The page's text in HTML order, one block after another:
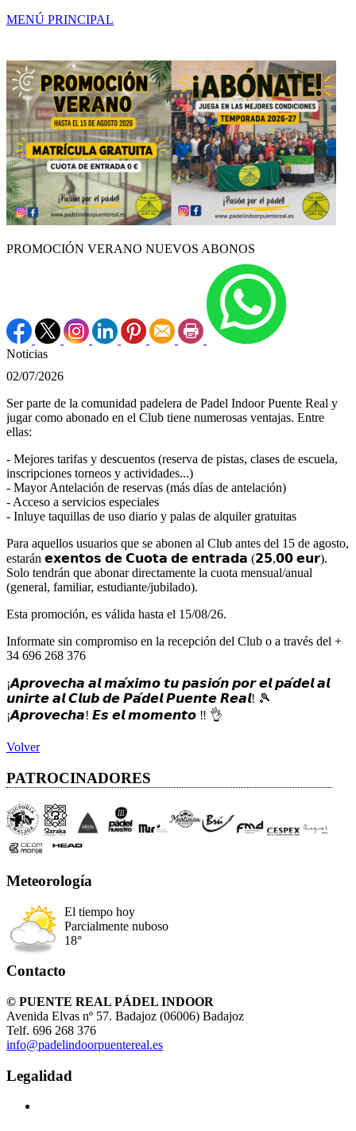
MENÚ PRINCIPAL
PROMOCIÓN VERANO NUEVOS ABONOS
Noticias
02/07/2026
Ser parte de la comunidad padelera de Padel Indoor Puente Real y
jugar como abonado en el Club tiene numerosas ventajas. Entre
ellas:
- Mejores tarifas y descuentos (reserva de pistas, clases de escuela,
inscripciones torneos y actividades...)
- Mayor Antelación de reservas (más días de antelación)
- Acceso a servicios especiales
- Inluye taquillas de uso diario y palas de alquiler gratuitas
Para aquellos usuarios que se abonen al Club antes del 15 de agosto,
estarán 𝗲𝘅𝗲𝗻𝘁𝗼𝘀 𝗱𝗲 𝗖𝘂𝗼𝘁𝗮 𝗱𝗲 𝗲𝗻𝘁𝗿𝗮𝗱𝗮 (𝟮𝟱,𝟬𝟬 𝗲𝘂𝗿).
Solo tendrán que abonar directamente la cuota mensual/anual
(general, familiar, estudiante/jubilado).
Esta promoción, es válida hasta el 15/08/26.
Informate sin compromiso en la recepción del Club o a través del +
34 696 268 376
¡𝘼𝙥𝙧𝙤𝙫𝙚𝙘𝙝𝙖 𝙖𝙡 𝙢𝙖́𝙭𝙞𝙢𝙤 𝙩𝙪 𝙥𝙖𝙨𝙞𝙤́𝙣 𝙥𝙤𝙧 𝙚𝙡 𝙥𝙖́𝙙𝙚𝙡 𝙖𝙡
𝙪𝙣𝙞𝙧𝙩𝙚 𝙖𝙡 𝘾𝙡𝙪𝙗 𝙙𝙚 𝙋𝙖́𝙙𝙚𝙡 𝙋𝙪𝙚𝙣𝙩𝙚 𝙍𝙚𝙖𝙡! 🎾
¡𝘼𝙥𝙧𝙤𝙫𝙚𝙘𝙝𝙖! 𝙀𝙨 𝙚𝙡 𝙢𝙤𝙢𝙚𝙣𝙩𝙤 ‼ 👌
Volver
PATROCINADORES
Meteorología
El tiempo hoy
Parcialmente nuboso
18°
Contacto
© PUENTE REAL PÁDEL INDOOR
Avenida Elvas nº 57. Badajoz (06006) Badajoz
Telf. 696 268 376
info@padelindoorpuentereal.es
Legalidad